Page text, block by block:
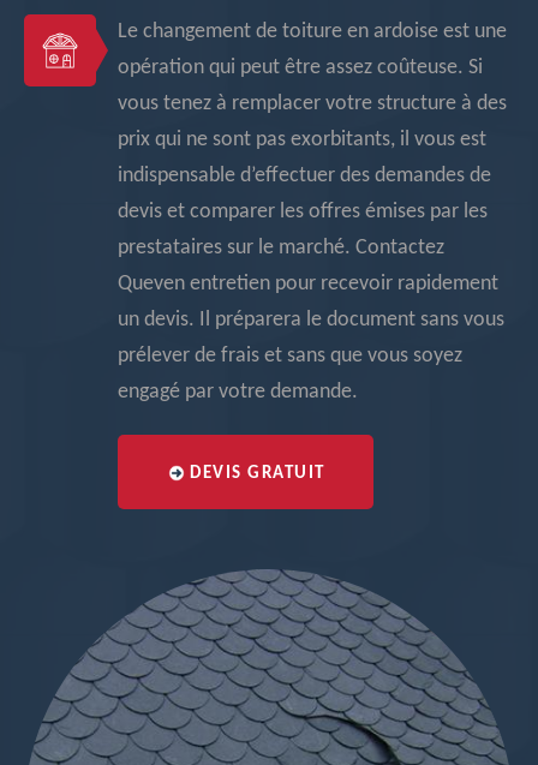
Le changement de toiture en ardoise est une
opération qui peut être assez coûteuse. Si
vous tenez à remplacer votre structure à des
prix qui ne sont pas exorbitants, il vous est
indispensable d’effectuer des demandes de
devis et comparer les offres émises par les
prestataires sur le marché. Contactez
Queven entretien pour recevoir rapidement
un devis. Il préparera le document sans vous
prélever de frais et sans que vous soyez
engagé par votre demande.
DEVIS GRATUIT